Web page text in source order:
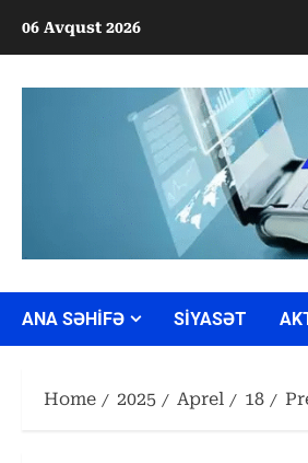
06 Avqust 2026
ANA SƏHİFƏ SİYASƏT
Home 2025 Aprel 18